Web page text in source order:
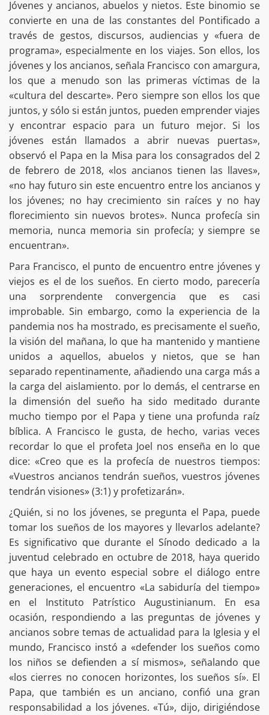
Jóvenes y ancianos, abuelos y nietos. Este binomio se
convierte en una de las constantes del Pontificado a
través de gestos, discursos, audiencias y «fuera de
programa», especialmente en los viajes. Son ellos, los
jóvenes y los ancianos, señala Francisco con amargura,
los que a menudo son las primeras víctimas de la
«cultura del descarte». Pero siempre son ellos los que
juntos, y sólo si están juntos, pueden emprender viajes
y encontrar espacio para un futuro mejor. Si los
jóvenes están llamados a abrir nuevas puertas»,
observó el Papa en la Misa para los consagrados del 2
de febrero de 2018, «los ancianos tienen las llaves»,
«no hay futuro sin este encuentro entre los ancianos y
los jóvenes; no hay crecimiento sin raíces y no hay
florecimiento sin nuevos brotes». Nunca profecía sin
memoria, nunca memoria sin profecía; y siempre se
encuentran».
Para Francisco, el punto de encuentro entre jóvenes y
viejos es el de los sueños. En cierto modo, parecería
una sorprendente convergencia que es casi
improbable. Sin embargo, como la experiencia de la
pandemia nos ha mostrado, es precisamente el sueño,
la visión del mañana, lo que ha mantenido y mantiene
unidos a aquellos, abuelos y nietos, que se han
separado repentinamente, añadiendo una carga más a
la carga del aislamiento. por lo demás, el centrarse en
la dimensión del sueño ha sido meditado durante
mucho tiempo por el Papa y tiene una profunda raíz
bíblica. A Francisco le gusta, de hecho, varias veces
recordar lo que el profeta Joel nos enseña en lo que
dice: «Creo que es la profecía de nuestros tiempos:
«Vuestros ancianos tendrán sueños, vuestros jóvenes
tendrán visiones» (3:1) y profetizarán».
¿Quién, si no los jóvenes, se pregunta el Papa, puede
tomar los sueños de los mayores y llevarlos adelante?
Es significativo que durante el Sínodo dedicado a la
juventud celebrado en octubre de 2018, haya querido
que haya un evento especial sobre el diálogo entre
generaciones, el encuentro «La sabiduría del tiempo»
en el Instituto Patrístico Augustinianum. En esa
ocasión, respondiendo a las preguntas de jóvenes y
ancianos sobre temas de actualidad para la Iglesia y el
mundo, Francisco instó a «defender los sueños como
los niños se defienden a sí mismos», señalando que
«los cierres no conocen horizontes, los sueños sí». El
Papa, que también es un anciano, confió una gran
responsabilidad a los jóvenes. «Tú», dijo, dirigiéndose